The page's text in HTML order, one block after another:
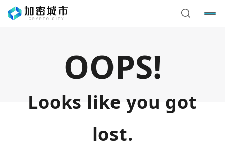
OOPS!
Looks like you got
lost.